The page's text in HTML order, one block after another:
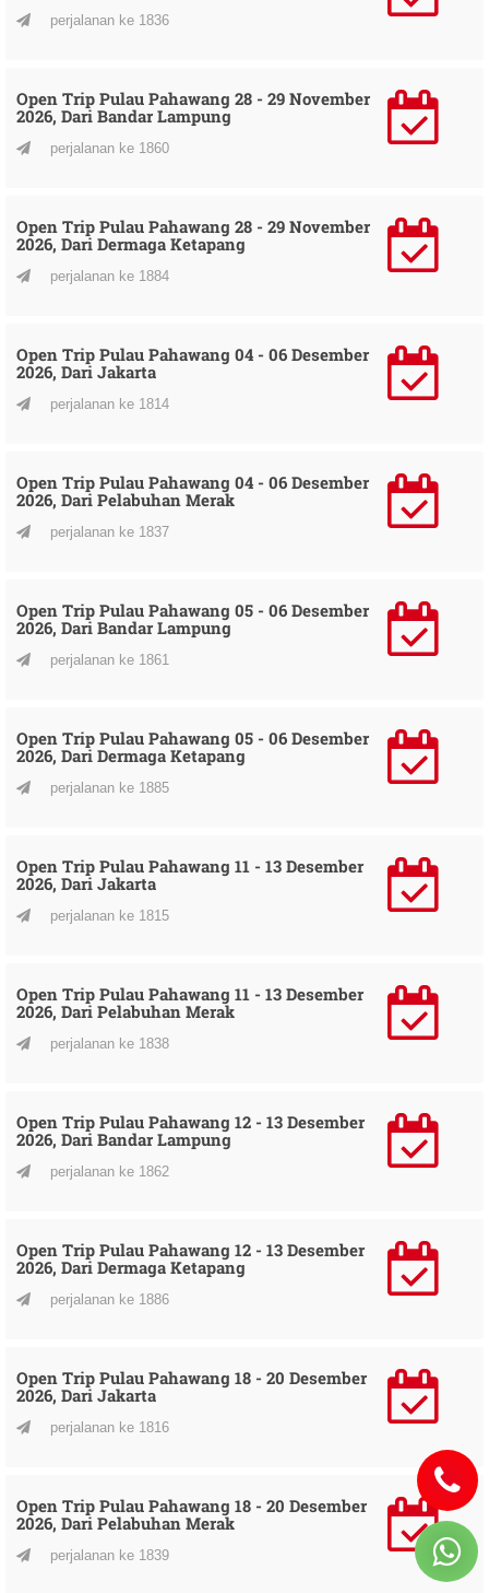
perjalanan ke 1836
Open Trip Pulau Pahawang 28 - 29 November
2026, Dari Bandar Lampung
perjalanan ke 1860
Open Trip Pulau Pahawang 28 - 29 November
2026, Dari Dermaga Ketapang
perjalanan ke 1884
Open Trip Pulau Pahawang 04 - 06 Desember
2026, Dari Jakarta
perjalanan ke 1814
Open Trip Pulau Pahawang 04 - 06 Desember
2026, Dari Pelabuhan Merak
perjalanan ke 1837
Open Trip Pulau Pahawang 05 - 06 Desember
2026, Dari Bandar Lampung
perjalanan ke 1861
Open Trip Pulau Pahawang 05 - 06 Desember
2026, Dari Dermaga Ketapang
perjalanan ke 1885
Open Trip Pulau Pahawang 11 - 13 Desember
2026, Dari Jakarta
perjalanan ke 1815
Open Trip Pulau Pahawang 11 - 13 Desember
2026, Dari Pelabuhan Merak
perjalanan ke 1838
Open Trip Pulau Pahawang 12 - 13 Desember
2026, Dari Bandar Lampung
perjalanan ke 1862
Open Trip Pulau Pahawang 12 - 13 Desember
2026, Dari Dermaga Ketapang
perjalanan ke 1886
Open Trip Pulau Pahawang 18 - 20 Desember
2026, Dari Jakarta
perjalanan ke 1816
Open Trip Pulau Pahawang 18 - 20 Desember
2026, Dari Pelabuhan Merak
perjalanan ke 1839